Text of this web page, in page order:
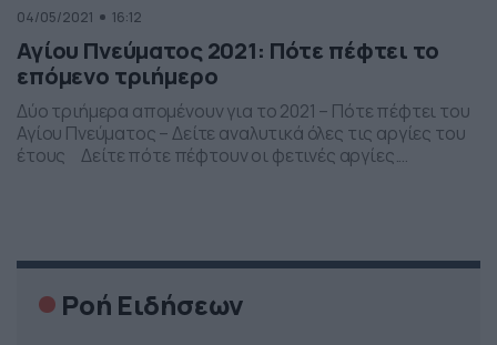
04/05/2021 16:12
Αγίου Πνεύματος 2021: Πότε πέφτει το
επόμενο τριήμερο
Δύο τριήμερα απομένουν για το 2021 – Πότε πέφτει του
Αγίου Πνεύματος – Δείτε αναλυτικά όλες τις αργίες του
έτους Δείτε πότε πέφτουν οι φετινές αργίες.
Ροή Ειδήσεων